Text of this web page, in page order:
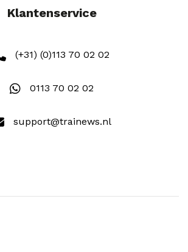
Klantenservice
(+31) (0)113 70 02 02
0113 70 02 02
support@trainews.nl